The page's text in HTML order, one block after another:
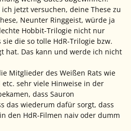
jetzt versuchen, deine These zu
Neunter Ringgeist, würde ja
Hobbit-Trilogie nicht nur
die so tolle HdR-Trilogie bzw.
hat. Das kann und werde ich nicht
Mitglieder des Weißen Rats wie
sehr viele Hinweise in der
dass Sauron
das wiederum dafür sorgt, dass
den HdR-Filmen naiv oder dumm